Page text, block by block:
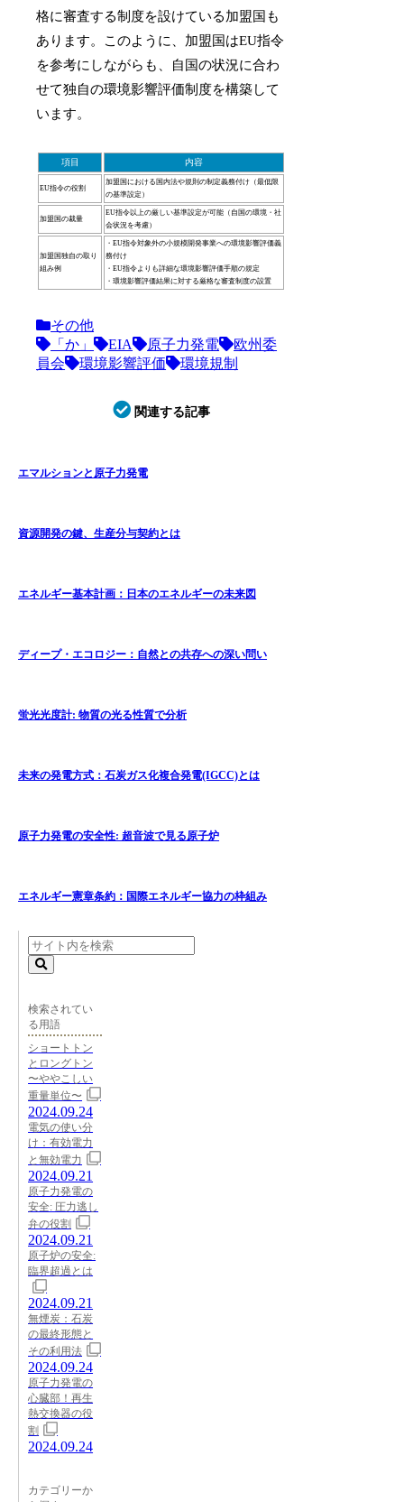
格に審査する制度を設けている加盟国も
あります。このように、加盟国はEU指令
を参考にしながらも、自国の状況に合わ
せて独自の環境影響評価制度を構築して
います。
項目 内容
EU指令の役割
加盟国における国内法や規則の制定義務付け（最低限
の基準設定）
加盟国の裁量
EU指令以上の厳しい基準設定が可能（自国の環境・社
会状況を考慮）
加盟国独自の取り
組み例
・EU指令対象外の小規模開発事業への環境影響評価義
務付け
・EU指令よりも詳細な環境影響評価手順の規定
・環境影響評価結果に対する厳格な審査制度の設置
その他
「か」
EIA 原子力発電
欧州委
員会
環境影響評価 環境規制
関連する記事
エマルションと原子力発電
資源開発の鍵、生産分与契約とは
エネルギー基本計画：日本のエネルギーの未来図
ディープ・エコロジー：自然との共存への深い問い
蛍光光度計: 物質の光る性質で分析
未来の発電方式：石炭ガス化複合発電(IGCC)とは
原子力発電の安全性: 超音波で見る原子炉
エネルギー憲章条約：国際エネルギー協力の枠組み
検索されてい
る用語
ショートトン
とロングトン
〜ややこしい
重量単位〜
2024.09.24
電気の使い分
け：有効電力
と無効電力
2024.09.21
原子力発電の
安全: 圧力逃し
弁の役割
2024.09.21
原子炉の安全:
臨界超過とは
2024.09.21
無煙炭：石炭
の最終形態と
その利用法
2024.09.24
原子力発電の
心臓部！再生
熱交換器の役
割
2024.09.24
カテゴリーか